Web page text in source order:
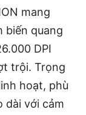
mang
biến quang
DPI
trội. Trọng
hoạt, phù
dài với cảm